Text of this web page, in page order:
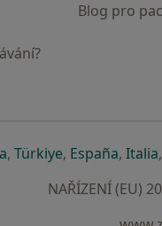
Blog pro
se otevře v nové
, Türkiyese otevře v
, Españase
, Italia,
NAŘÍZENÍ (EU)